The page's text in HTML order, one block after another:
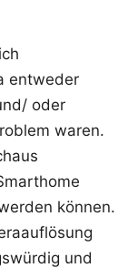
entweder
oder
waren.
können.
und